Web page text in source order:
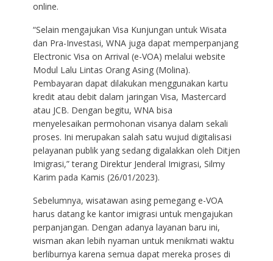
online.
“Selain mengajukan Visa Kunjungan untuk Wisata
dan Pra-Investasi, WNA juga dapat memperpanjang
Electronic Visa on Arrival (e-VOA) melalui website
Modul Lalu Lintas Orang Asing (Molina).
Pembayaran dapat dilakukan menggunakan kartu
kredit atau debit dalam jaringan Visa, Mastercard
atau JCB. Dengan begitu, WNA bisa
menyelesaikan permohonan visanya dalam sekali
proses. Ini merupakan salah satu wujud digitalisasi
pelayanan publik yang sedang digalakkan oleh Ditjen
Imigrasi,” terang Direktur Jenderal Imigrasi, Silmy
Karim pada Kamis (26/01/2023).
Sebelumnya, wisatawan asing pemegang e-VOA
harus datang ke kantor imigrasi untuk mengajukan
perpanjangan. Dengan adanya layanan baru ini,
wisman akan lebih nyaman untuk menikmati waktu
berliburnya karena semua dapat mereka proses di